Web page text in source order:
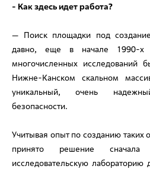
- Как здесь идет работа?
— Поиск площадки под
давно, еще в начале 1990-х
многочисленных исследований
Нижне-Канском скальном
уникальный, очень
безопасности.
Учитывая опыт по созданию таких
принято решение сначала
исследовательскую лабораторию